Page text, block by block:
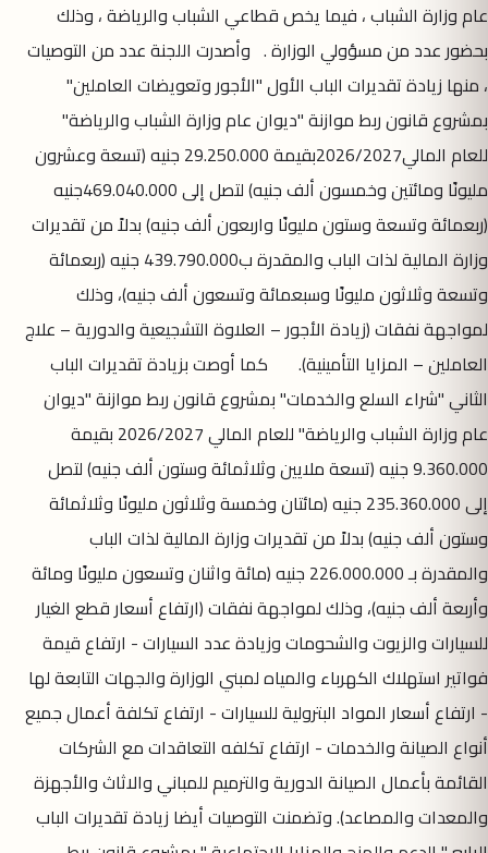
عام وزارة الشباب ، فيما يخص قطاعي الشباب والرياضة ، وذلك
بحضور عدد من مسؤولي الوزارة . وأصدرت اللجنة عدد من التوصيات
، منها زيادة تقديرات الباب الأول "الأجور وتعويضات العاملين"
بمشروع قانون ربط موازنة "ديوان عام وزارة الشباب والرياضة"
للعام المالي2026/2027بقيمة 29.250.000 جنيه (تسعة وعشرون
مليونًا ومائتين وخمسون ألف جنيه) لتصل إلى 469.040.000جنيه
(ربعمائة وتسعة وستون مليونًا واربعون ألف جنيه) بدلاً من تقديرات
وزارة المالية لذات الباب والمقدرة ب439.790.000 جنيه (ربعمائة
وتسعة وثلاثون مليونًا وسبعمائة وتسعون ألف جنيه)، وذلك
لمواجهة نفقات (زيادة الأجور – العلاوة التشجيعية والدورية – علاج
العاملين – المزايا التأمينية). كما أوصت بزيادة تقديرات الباب
الثاني "شراء السلع والخدمات" بمشروع قانون ربط موازنة "ديوان
عام وزارة الشباب والرياضة" للعام المالي 2026/2027 بقيمة
9.360.000 جنيه (تسعة ملايين وثلاثمائة وستون ألف جنيه) لتصل
إلى 235.360.000 جنيه (مائتان وخمسة وثلاثون مليونًا وثلاثمائة
وستون ألف جنيه) بدلاً من تقديرات وزارة المالية لذات الباب
والمقدرة بـ 226.000.000 جنيه (مائة واثنان وتسعون مليونًا ومائة
وأربعة ألف جنيه)، وذلك لمواجهة نفقات (ارتفاع أسعار قطع الغيار
للسيارات والزيوت والشحومات وزيادة عدد السيارات - ارتفاع قيمة
فواتير استهلاك الكهرباء والمياه لمبني الوزارة والجهات التابعة لها
- ارتفاع أسعار المواد البترولية للسيارات - ارتفاع تكلفة أعمال جميع
أنواع الصيانة والخدمات - ارتفاع تكلفه التعاقدات مع الشركات
القائمة بأعمال الصيانة الدورية والترميم للمباني والاثاث والأجهزة
والمعدات والمصاعد). وتضمنت التوصيات أيضا زيادة تقديرات الباب